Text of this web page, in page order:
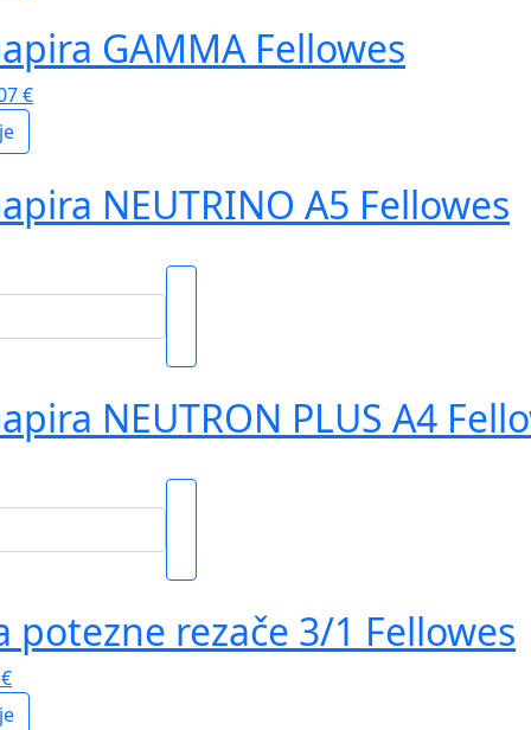
GAMMA Fellowes
€
NEUTRINO A5 Fellowes
NEUTRON PLUS A4
potezne rezače 3/1 Fellowes
€